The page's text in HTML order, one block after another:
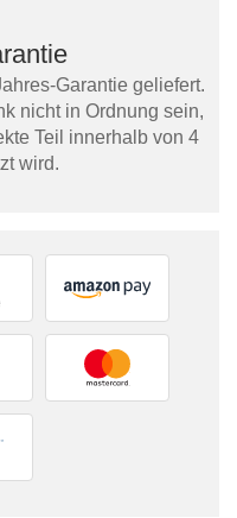
Garantie geliefert.
nicht in Ordnung sein,
Teil innerhalb von 4
wird.